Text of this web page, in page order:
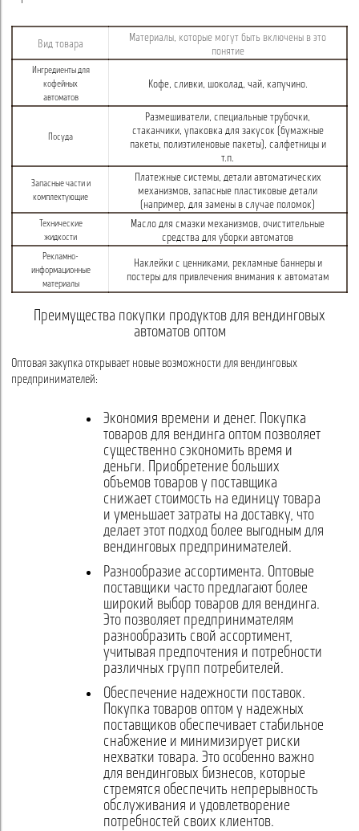
Вид товара
Материалы, которые могут быть включены в это
понятие
Ингредиенты для
кофейных
автоматов
Кофе, сливки, шоколад, чай, капучино.
Посуда
Размешиватели, специальные трубочки,
стаканчики, упаковка для закусок (бумажные
пакеты, полиэтиленовые пакеты), салфетницы и
т.п.
Запасные части и
комплектующие
Платежные системы, детали автоматических
механизмов, запасные пластиковые детали
(например, для замены в случае поломок)
Технические
жидкости
Масло для смазки механизмов, очистительные
средства для уборки автоматов
Рекламно-
информационные
материалы
Наклейки с ценниками, рекламные баннеры и
постеры для привлечения внимания к автоматам
Преимущества покупки продуктов для вендинговых
автоматов оптом
Оптовая закупка открывает новые возможности для вендинговых
предпринимателей:
Экономия времени и денег. Покупка
товаров для вендинга оптом позволяет
существенно сэкономить время и
деньги. Приобретение больших
объемов товаров у поставщика
снижает стоимость на единицу товара
и уменьшает затраты на доставку, что
делает этот подход более выгодным для
вендинговых предпринимателей.
Разнообразие ассортимента. Оптовые
поставщики часто предлагают более
широкий выбор товаров для вендинга.
Это позволяет предпринимателям
разнообразить свой ассортимент,
учитывая предпочтения и потребности
различных групп потребителей.
Обеспечение надежности поставок.
Покупка товаров оптом у надежных
поставщиков обеспечивает стабильное
снабжение и минимизирует риски
нехватки товара. Это особенно важно
для вендинговых бизнесов, которые
стремятся обеспечить непрерывность
обслуживания и удовлетворение
потребностей своих клиентов.